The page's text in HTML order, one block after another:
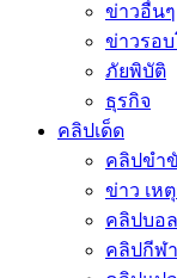
ข่าวอื่นๆ
ข่าวรอ
ภัยพิบัติ
ธุรกิจ
คลิปเด็ด
คลิปขำ
ข่าว เห
คลิปบอล
คลิปกีฬ